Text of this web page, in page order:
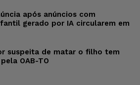
após anúncios com
gerado por IA circularem em
suspeita de matar o filho tem
OAB-TO